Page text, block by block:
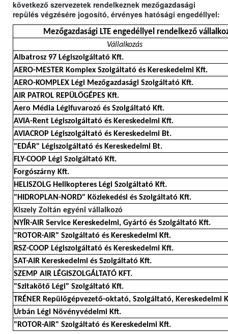
következő szervezetek rendelkeznek mezőgazdasági
repülés végzésére jogosító, érvényes hatósági engedéllyel:
Mezőgazdasági LTE engedéllyel rendelkező
Vállalkozás
Albatrosz 97 Légiszolgáltató Kft.
AERO-MESTER Komplex Szolgáltató és Kereskedelmi Kft.
AERO-KOMPLEX Légi Mezőgazdasági Szolgáltató Kft.
AIR PATROL REPÜLŐGÉPES Kft.
Aero Média Légifuvarozó és Szolgáltató Kft.
AVIA-Rent Légiszolgáltató és Kereskedelmi Kft.
AVIACROP Légiszolgáltató és Kereskedelmi Bt.
"EDÁR" Légiszolgáltató és Kereskedelmi Bt.
FLY-COOP Légi Szolgáltató Kft.
Forgószárny Kft.
HELISZOLG Helikopteres Légi Szolgáltató Kft.
"HIDROPLAN-NORD" Közlekedési és Szolgáltató Kft.
Kiszely Zoltán egyéni vállalkozó
NYÍR-AIR Service Kereskedelmi, Gyártó és Szolgáltató Kft.
"ROTOR-AIR" Szolgáltató és Kereskedelmi Kft.
RSZ-COOP Légiszolgáltató és Kereskedelmi Kft.
SAT-AIR Kereskedelmi és Szolgáltató Kft.
SZEMP AIR LÉGISZOLGÁLTATÓ KFT.
"Szitakötő Légi" Szolgáltató Kft.
TRÉNER Repülőgépvezető-oktató, Szolgáltató, Kereskedelmi
Urbán Légi Növényvédelmi Kft.
"ROTOR-AIR" Szolgáltató és Kereskedelmi Kft.